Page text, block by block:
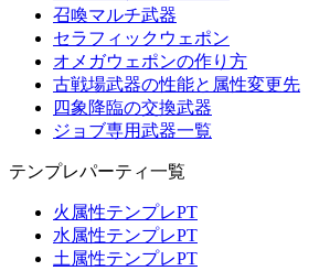
召喚マルチ武器
セラフィックウェポン
オメガウェポンの作り方
古戦場武器の性能と属性変更先
四象降臨の交換武器
ジョブ専用武器一覧
テンプレパーティ一覧
火属性テンプレPT
水属性テンプレPT
土属性テンプレPT